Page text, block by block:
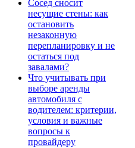
Сосед сносит
несущие стены: как
остановить
незаконную
перепланировку и не
остаться под
завалами?
Что учитывать при
выборе аренды
автомобиля с
водителем: критерии,
условия и важные
вопросы к
провайдеру